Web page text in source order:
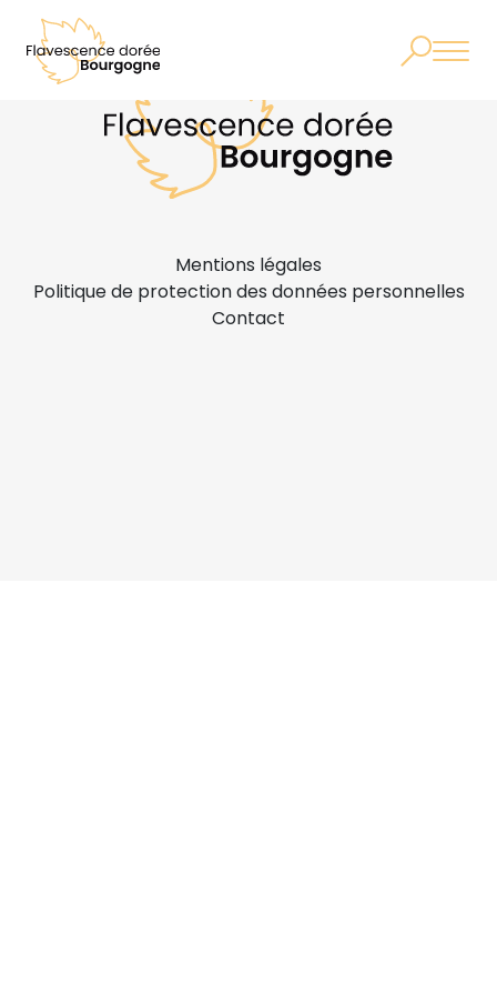
Mentions légales
Politique de protection des données personnelles
Contact